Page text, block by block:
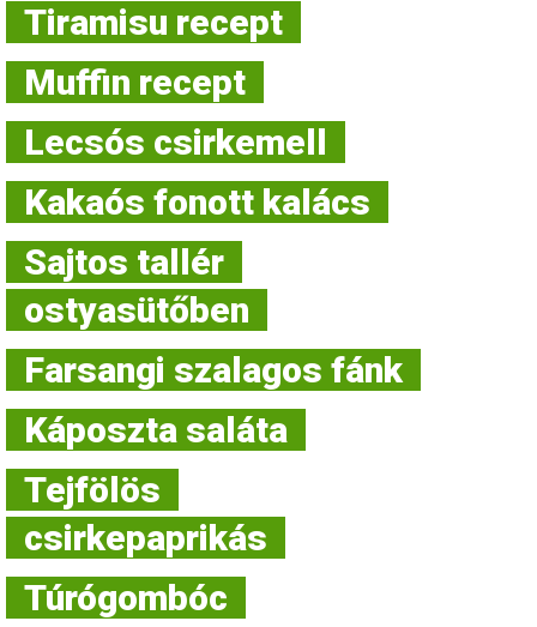
Tiramisu recept
Muffin recept
Lecsós csirkemell
Kakaós fonott kalács
Sajtos tallér
ostyasütőben
Farsangi szalagos fánk
Káposzta saláta
Tejfölös
csirkepaprikás
Túrógombóc